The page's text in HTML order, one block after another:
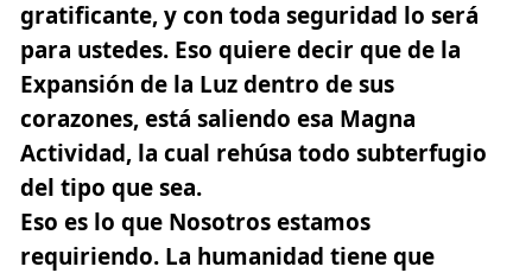
gratificante, y con toda seguridad lo será
para ustedes. Eso quiere decir que de la
Expansión de la Luz dentro de sus
corazones, está saliendo esa Magna
Actividad, la cual rehúsa todo subterfugio
del tipo que sea.
Eso es lo que Nosotros estamos
requiriendo. La humanidad tiene que